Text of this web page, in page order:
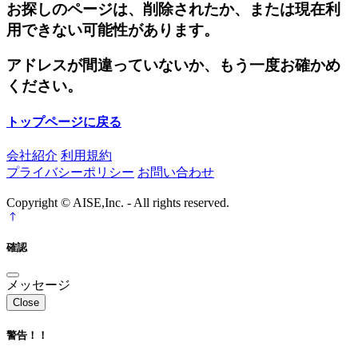
お探しのページは、削除されたか、または現在利
用できない可能性があります。
アドレスが間違っていないか、もう一度お確かめ
ください。
トップページに戻る
会社紹介 利用規約
プライバシーポリシー お問い合わせ
Copyright © AISE,Inc. - All rights reserved.
確認
メッセージ
Close
警告！！